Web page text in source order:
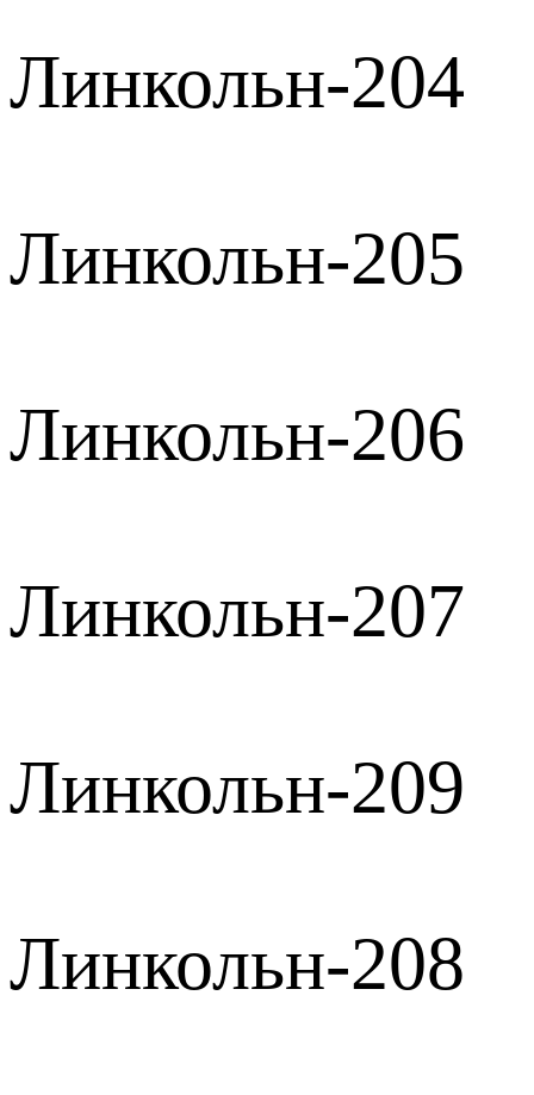
Линкольн-204
Линкольн-205
Линкольн-206
Линкольн-207
Линкольн-209
Линкольн-208